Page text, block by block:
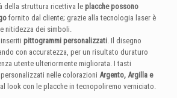
della struttura ricettiva le placche possono
fornito dal cliente; grazie alla tecnologia laser è
nitidezza dei simboli.
pittogrammi personalizzati . Il disegno
con accuratezza, per un risultato duraturo
utente ulteriormente migliorata. I tasti
nelle colorazioni Argento, Argilla e
look con le placche in tecnopoliremo verniciato.